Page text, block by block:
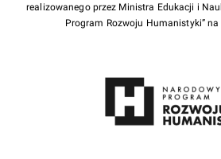
realizowanego przez Ministra Edukacji i
Program Rozwoju Humanistyki”